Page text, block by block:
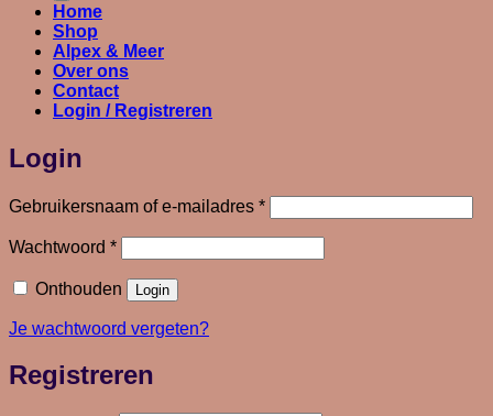
Home
Shop
Alpex & Meer
Over ons
Contact
Login / Registreren
Login
Gebruikersnaam of e-mailadres *Vereist
Wachtwoord *Vereist
Onthouden Login
Je wachtwoord vergeten?
Registreren